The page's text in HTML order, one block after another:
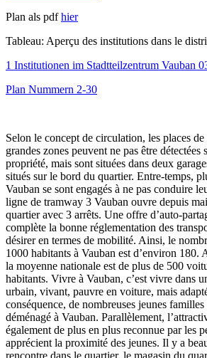
Plan als pdfhier
Tableau: Aperçu des institutions dans le
1 Institutionen im Stadtteilzentrum Vauban
Plan Nummern 2-30
Selon le concept de circulation, les places
grandes zones peuvent ne pas être détectées
propriété, mais sont situées dans deux
situés sur le bord du quartier. Entre-temps,
Vauban se sont engagés à ne pas conduire
ligne de tramway 3 Vauban ouvre depuis
quartier avec 3 arrêts. Une offre d’auto-
complète la bonne réglementation des
désirer en termes de mobilité. Ainsi, le
1000 habitants à Vauban est d’environ 180.
la moyenne nationale est de plus de 500
habitants. Vivre à Vauban, c’est vivre dans
urbain, vivant, pauvre en voiture, mais
conséquence, de nombreuses jeunes
déménagé à Vauban. Parallèlement,
également de plus en plus reconnue par les
apprécient la proximité des jeunes. Il y a